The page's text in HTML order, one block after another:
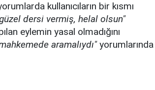
kullanıcıların bir kısmı
dersi vermiş, helal olsun"
eylemin yasal olmadığını
aramalıydı"yorumlarında